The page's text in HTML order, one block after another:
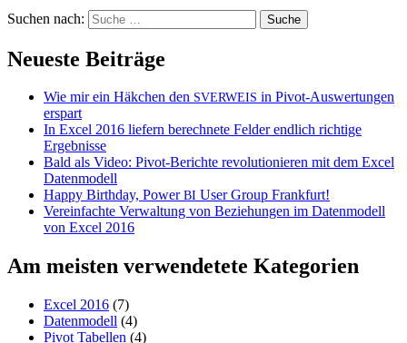
Suchen nach:
Neueste Beiträge
Wie mir ein Häkchen den SVERWEIS in Pivot-Auswertungen
erspart
In Excel 2016 liefern berechnete Felder endlich richtige
Ergebnisse
Bald als Video: Pivot-Berichte revolutionieren mit dem Excel
Datenmodell
Happy Birthday, PowerBI User Group Frankfurt!
Vereinfachte Verwaltung von Beziehungen im Datenmodell
von Excel 2016
Am meisten verwendetete Kategorien
Excel 2016 (7)
Datenmodell (4)
Pivot Tabellen (4)